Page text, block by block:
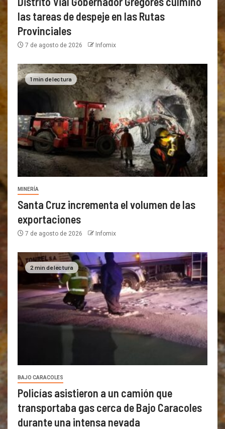
las tareas de despeje en las Rutas
Provinciales
7 de agosto de 2026 Infomix
1 min de lectura
MINERÍA
Santa Cruz incrementa el volumen de las
exportaciones
7 de agosto de 2026 Infomix
2 min de lectura
BAJO CARACOLES
Policías asistieron a un camión que
transportaba gas cerca de Bajo Caracoles
durante una intensa nevada